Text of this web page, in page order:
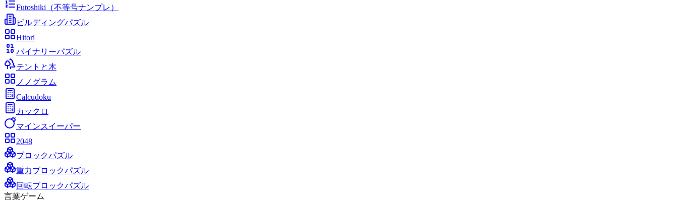
Futoshiki（不等号ナンプレ）
ビルディングパズル
Hitori
バイナリーパズル
テントと木
ノノグラム
Calcudoku
カックロ
マインスイーパー
2048
ブロックパズル
重力ブロックパズル
回転ブロックパズル
言葉ゲーム